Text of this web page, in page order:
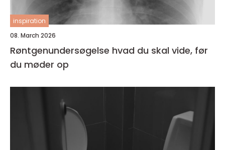
inspiration
08. March 2026
Røntgenundersøgelse hvad du skal vide, før
du møder op